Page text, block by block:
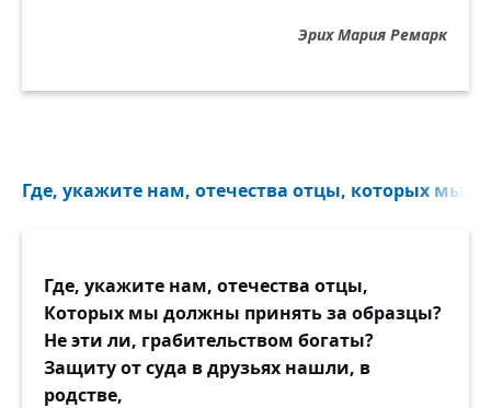
Эрих Мария Ремарк
Где, укажите нам, отечества отцы, которых мы
Где, укажите нам, отечества отцы,
Которых мы должны принять за образцы?
Не эти ли, грабительством богаты?
Защиту от суда в друзьях нашли, в
родстве,